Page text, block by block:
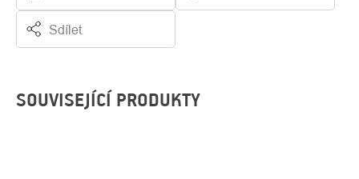
Sdílet
SOUVISEJÍCÍ PRODUKTY